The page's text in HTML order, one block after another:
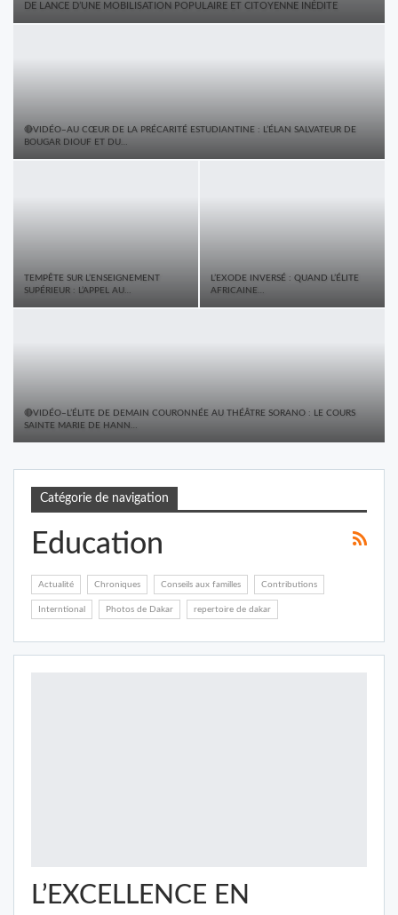
DE LANCE D’UNE MOBILISATION POPULAIRE ET CITOYENNE INÉDITE
🔴VIDÉO–AU CŒUR DE LA PRÉCARITÉ ESTUDIANTINE : L’ÉLAN SALVATEUR DE
BOUGAR DIOUF ET DU…
TEMPÊTE SUR L’ENSEIGNEMENT
SUPÉRIEUR : L’APPEL AU…
L’EXODE INVERSÉ : QUAND L’ÉLITE
AFRICAINE…
🔴VIDÉO–L’ÉLITE DE DEMAIN COURONNÉE AU THÉÂTRE SORANO : LE COURS
SAINTE MARIE DE HANN…
Catégorie de navigation
Education
Actualité Chroniques Conseils aux familles Contributions
Interntional Photos de Dakar repertoire de dakar
L’EXCELLENCE EN